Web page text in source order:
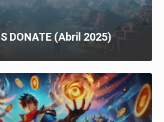
DONATE (Abril 2025)